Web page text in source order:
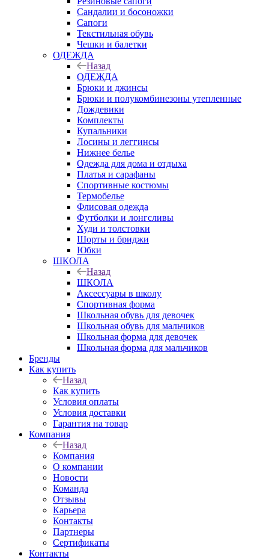
Сандалии и босоножки
Сапоги
Текстильная обувь
Чешки и балетки
ОДЕЖДА
Назад
ОДЕЖДА
Брюки и джинсы
Брюки и полукомбинезоны утепленные
Дождевики
Комплекты
Купальники
Лосины и леггинсы
Нижнее белье
Одежда для дома и отдыха
Платья и сарафаны
Спортивные костюмы
Термобелье
Флисовая одежда
Футболки и лонгсливы
Худи и толстовки
Шорты и бриджи
Юбки
ШКОЛА
Назад
ШКОЛА
Аксессуары в школу
Спортивная форма
Школьная обувь для девочек
Школьная обувь для мальчиков
Школьная форма для девочек
Школьная форма для мальчиков
Бренды
Как купить
Назад
Как купить
Условия оплаты
Условия доставки
Гарантия на товар
Компания
Назад
Компания
О компании
Новости
Команда
Отзывы
Карьера
Контакты
Партнеры
Сертификаты
Контакты